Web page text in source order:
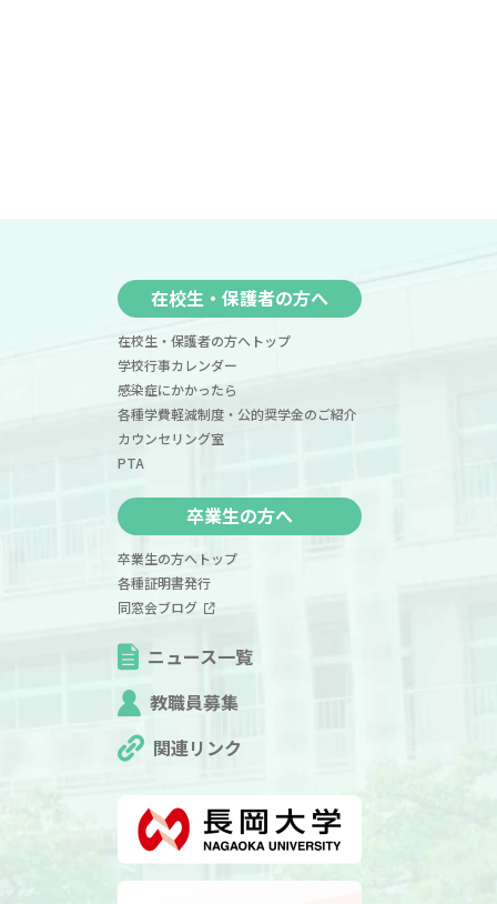
在校生・保護者の方へ
在校生・保護者の方へトップ
学校行事カレンダー
感染症にかかったら
各種学費軽減制度・公的奨学金のご紹介
カウンセリング室
PTA
卒業生の方へ
卒業生の方へトップ
各種証明書発行
同窓会ブログ
ニュース一覧
教職員募集
関連リンク